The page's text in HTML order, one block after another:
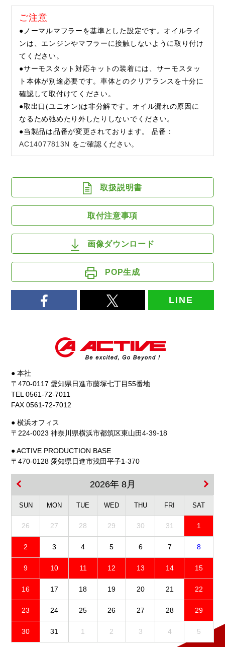
ご注意
●ノーマルマフラーを基準とした設定です。オイルライ
ンは、エンジンやマフラーに接触しないように取り付け
てください。
●サーモスタット対応キットの装着には、サーモスタッ
ト本体が別途必要です。車体とのクリアランスを十分に
確認して取付けてください。
●取出口(ユニオン)は非分解です。オイル漏れの原因に
なるため弛めたり外したりしないでください。
●当製品は品番が変更されております。 品番：
AC14077813N をご確認ください。
取扱説明書
取付注意事項
画像ダウンロード
POP生成
LINE
● 本社
〒470-0117 愛知県日進市藤塚七丁目55番地
TEL 0561-72-7011
FAX 0561-72-7012
● 横浜オフィス
〒224-0023 神奈川県横浜市都筑区東山田4-39-18
● ACTIVE PRODUCTION BASE
〒470-0128 愛知県日進市浅田平子1-370
2026年 8月
SUN MON TUE WED THU FRI SAT
26 27 28 29 30 31 1
2 3 4 5 6 7 8
9 10 11 12 13 14 15
16 17 18 19 20 21 22
23 24 25 26 27 28 29
30 31 1 2 3 4 5